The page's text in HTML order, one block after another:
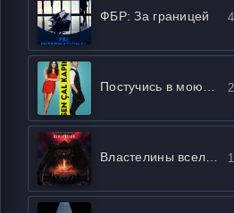
ФБР: За границей